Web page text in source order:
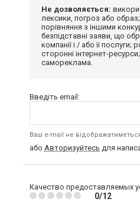
Не дозволяється:
лексики, погроз або
порівняння з іншими
безпідставні заяви, що
компанії і / або її
сторонні інтернет-
самореклама.
Введіть email:
Ваш e-mail не
або Авторизуйтесь для
Качество предоставляемых
0/12